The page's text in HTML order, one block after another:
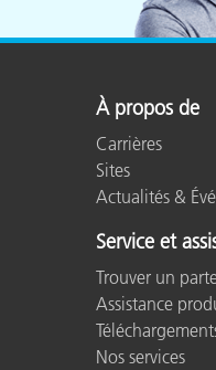
À propos de
Carrières
Sites
Actualités &
Service et
Trouver un
Assistance
Nos services